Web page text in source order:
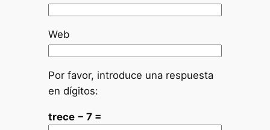
Web
Por favor, introduce una respuesta
en dígitos:
trece − 7 =